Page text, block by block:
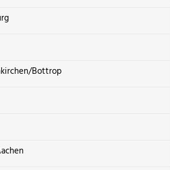
Bottrop